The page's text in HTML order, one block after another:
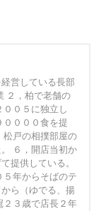
営している長部
２，柏で老舗の
０５に独立し
００００食を提
戸の相撲部屋の
６，開店当初か
提供している。
５年からそばのテ
ら（ゆでる、揚
２３歳で店長２年